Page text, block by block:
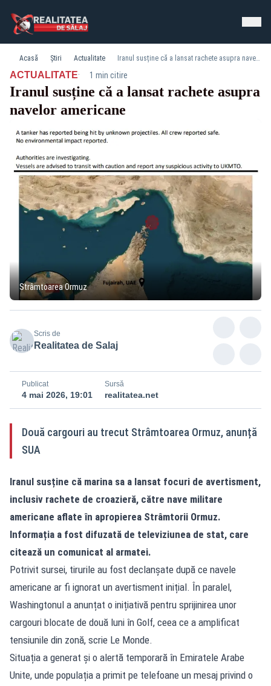
Acasă Știri Actualitate Iranul susține că a lansat rachete asupra navelor americane
ACTUALITATE· 1 min citire
Iranul susține că a lansat rachete asupra
navelor americane
Strâmtoarea Ormuz
Scris de
Realitatea de Salaj
Publicat
4 mai 2026, 19:01
Sursă
realitatea.net
Două cargouri au trecut Strâmtoarea Ormuz, anunță
SUA
Iranul susține că marina sa a lansat focuri de avertisment,
inclusiv rachete de croazieră, către nave militare
americane aflate în apropierea Strâmtorii Ormuz.
Informația a fost difuzată de televiziunea de stat, care
citează un comunicat al armatei.
Potrivit sursei, tirurile au fost declanșate după ce navele
americane ar fi ignorat un avertisment inițial. În paralel,
Washingtonul a anunțat o inițiativă pentru sprijinirea unor
cargouri blocate de două luni în Golf, ceea ce a amplificat
tensiunile din zonă, scrie Le Monde.
Situația a generat și o alertă temporară în Emiratele Arabe
Unite, unde populația a primit pe telefoane un mesaj privind o